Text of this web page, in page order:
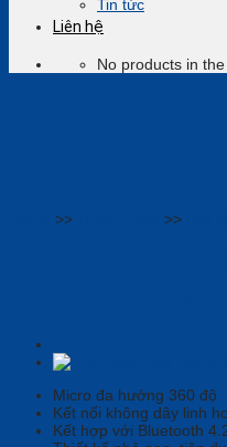
Tin tức
Liên hệ
No products in the
>> >>
Micro đa hướng 360 độ
Kết nối không dây linh
Kết hợp với Bluetooth